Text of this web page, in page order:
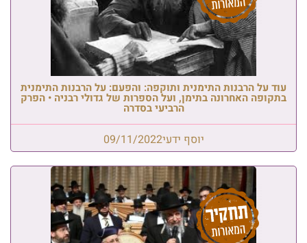
עוד על הרבנות התימנית ותוקפה: והפעם: על הרבנות התימנית
בתקופה האחרונה בתימן, ועל הספרות של גדולי רבניה • הפרק
הרביעי בסדרה
יוסף ידעי09/11/2022